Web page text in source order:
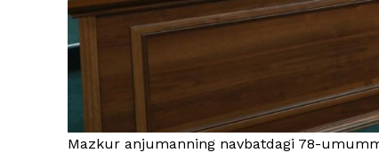
Mazkur anjumanning navbatdagi 78-